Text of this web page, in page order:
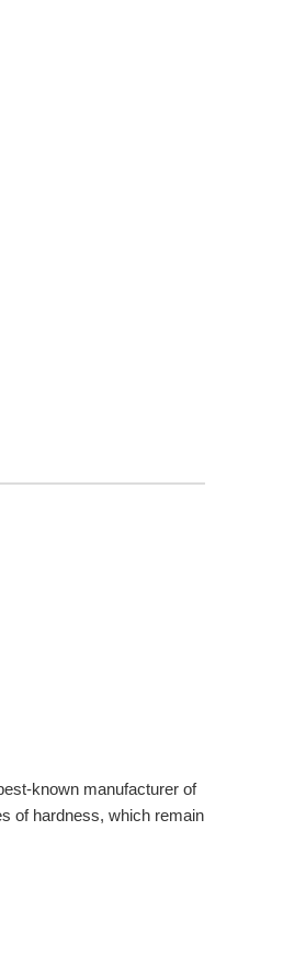
known manufacturer of
of hardness, which remain